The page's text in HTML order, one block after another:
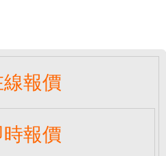
報價
報價